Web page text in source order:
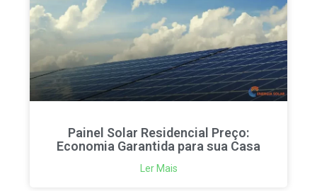
Painel Solar Residencial Preço:
Economia Garantida para sua Casa
Ler Mais